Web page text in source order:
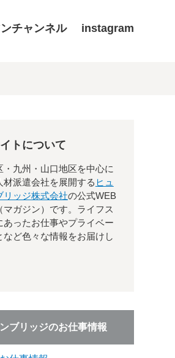
チャンネル instagram
トについて
・九州・山口地区を中心に
材派遣会社を展開する ヒュ
リッジ株式会社の公式WEB
マガジン）です。ライフス
あったお仕事やプライベー
など色々な情報をお届けし
ブリッジのお仕事情報